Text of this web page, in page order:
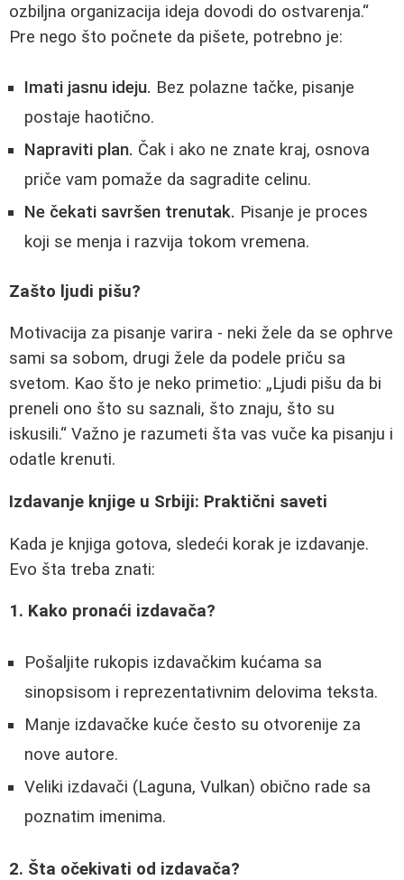
ozbiljna organizacija ideja dovodi do ostvarenja.
Pre nego što počnete da pišete, potrebno je:
Imati jasnu ideju. Bez polazne tačke, pisanje
postaje haotično.
Napraviti plan. Čak i ako ne znate kraj, osnova
priče vam pomaže da sagradite celinu.
Ne čekati savršen trenutak. Pisanje je proces
koji se menja i razvija tokom vremena.
Zašto ljudi pišu?
Motivacija za pisanje varira - neki žele da se ophrve
sami sa sobom, drugi žele da podele priču sa
svetom. Kao što je neko primetio:
Ljudi pišu da bi
preneli ono što su saznali, što znaju, što su
iskusili. Važno je razumeti šta vas vuče ka pisanju i
odatle krenuti.
Izdavanje knjige u Srbiji: Praktični saveti
Kada je knjiga gotova, sledeći korak je izdavanje.
Evo šta treba znati:
1. Kako pronaći izdavača?
Pošaljite rukopis izdavačkim kućama sa
sinopsisom i reprezentativnim delovima teksta.
Manje izdavačke kuće često su otvorenije za
nove autore.
Veliki izdavači (Laguna, Vulkan) obično rade sa
poznatim imenima.
2. Šta očekivati od izdavača?